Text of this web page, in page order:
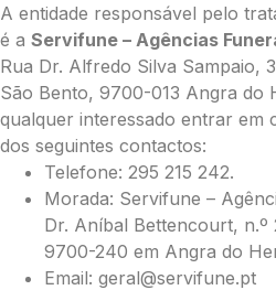
A entidade responsável pelo
é a Servifune – Agências
Rua Dr. Alfredo Silva Sampaio,
São Bento, 9700-013 Angra do
qualquer interessado entrar em
dos seguintes contactos:
Telefone: 295 215 242.
Morada: Servifune –
Dr. Aníbal Bettencourt, n.º
9700-240 em Angra do
Email: geral@servifune.pt